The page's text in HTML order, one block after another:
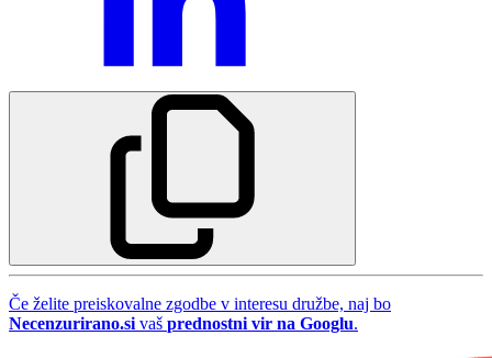
Če želite preiskovalne zgodbe v interesu družbe, naj bo
Necenzurirano.si vaš prednostni vir na Googlu.